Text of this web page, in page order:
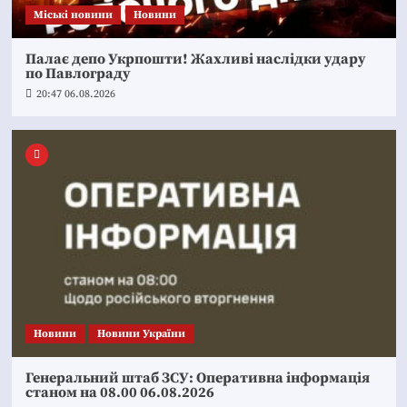
Mіські новини Новини
Палає депо Укрпошти! Жахливі наслідки удару
по Павлограду
20:47 06.08.2026
Новини Новини України
Генеральний штаб ЗСУ: Оперативна інформація
станом на 08.00 06.08.2026